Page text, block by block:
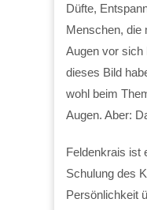
Düfte,
Menschen, die
Augen vor sich
dieses Bild
wohl beim
Augen. Aber:
Feldenkrais ist
Schulung des
Persönlichkeit